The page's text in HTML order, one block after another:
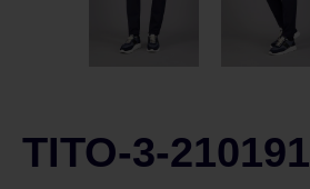
TITO-3-210191